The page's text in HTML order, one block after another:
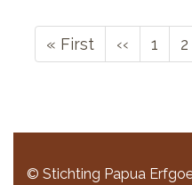
Paginering
Eerste
pagina
« First
Vorige
pagina
‹‹ Page
1 2
© Stichting Papua